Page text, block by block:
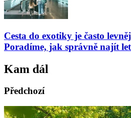
Cesta do exotiky je často
Poradíme, jak správně najít
Kam dál
Předchozí